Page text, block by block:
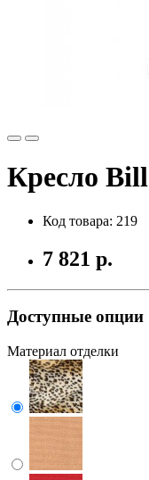
Кресло Bill
Код товара: 219
7 821 р.
Доступные опции
Материал отделки